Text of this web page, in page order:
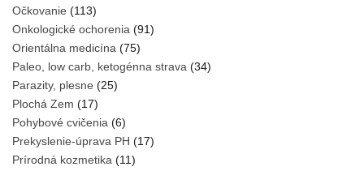
Očkovanie (113)
Onkologické ochorenia (91)
Orientálna medicína (75)
Paleo, low carb, ketogénna strava (34)
Parazity, plesne (25)
Plochá Zem (17)
Pohybové cvičenia (6)
Prekyslenie-úprava PH (17)
Prírodná kozmetika (11)